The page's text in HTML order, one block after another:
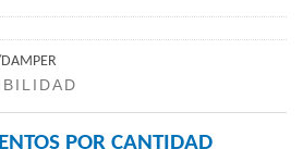
POR CANTIDAD